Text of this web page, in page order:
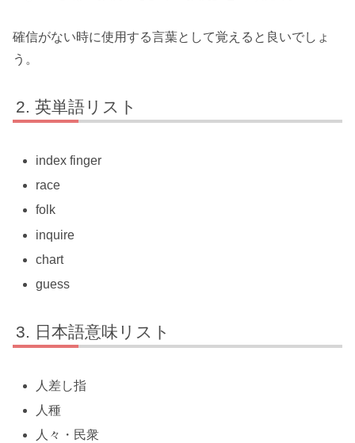
確信がない時に使用する言葉として覚えると良いでしょ
う。
英単語リスト
index finger
race
folk
inquire
chart
guess
日本語意味リスト
人差し指
人種
人々・民衆